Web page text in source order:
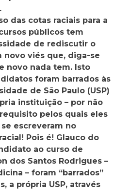
das cotas raciais para a
públicos tem
de rediscutir o
novo viés que, diga-se
novo nada tem. Isto
foram barrados às
de São Paulo (USP)
instituição – por não
pelos quais eles
escreveram no
Pois é! Glauco do
ao curso de
dos Santos Rodrigues –
– foram “barrados”
a própria USP, através